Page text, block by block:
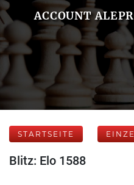
ACCOUNT
STARTSEITE
Blitz: Elo 1588